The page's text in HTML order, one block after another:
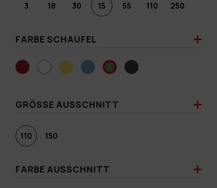
3 18 30 15 55 110 250
FARBE SCHAUFEL
GRÖSSE AUSSCHNITT
110 150
FARBE AUSSCHNITT